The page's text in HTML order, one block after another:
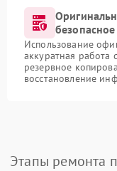
Использование
аккуратная работа
резервное
восстановление
Этапы ремонта